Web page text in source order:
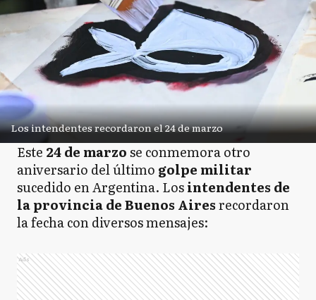
Los intendentes recordaron el 24 de marzo
Este 24 de marzose conmemora otro
aniversario del último golpe militar
sucedido en Argentina. Losintendentes de
la provincia de Buenos Airesrecordaron
la fecha con diversos mensajes:
Ads